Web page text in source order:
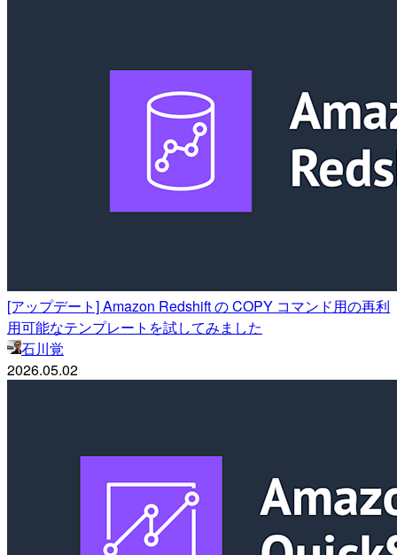
[アップデート] Amazon Redshift の COPY コマンド用の再利
用可能なテンプレートを試してみました
石川覚
2026.05.02